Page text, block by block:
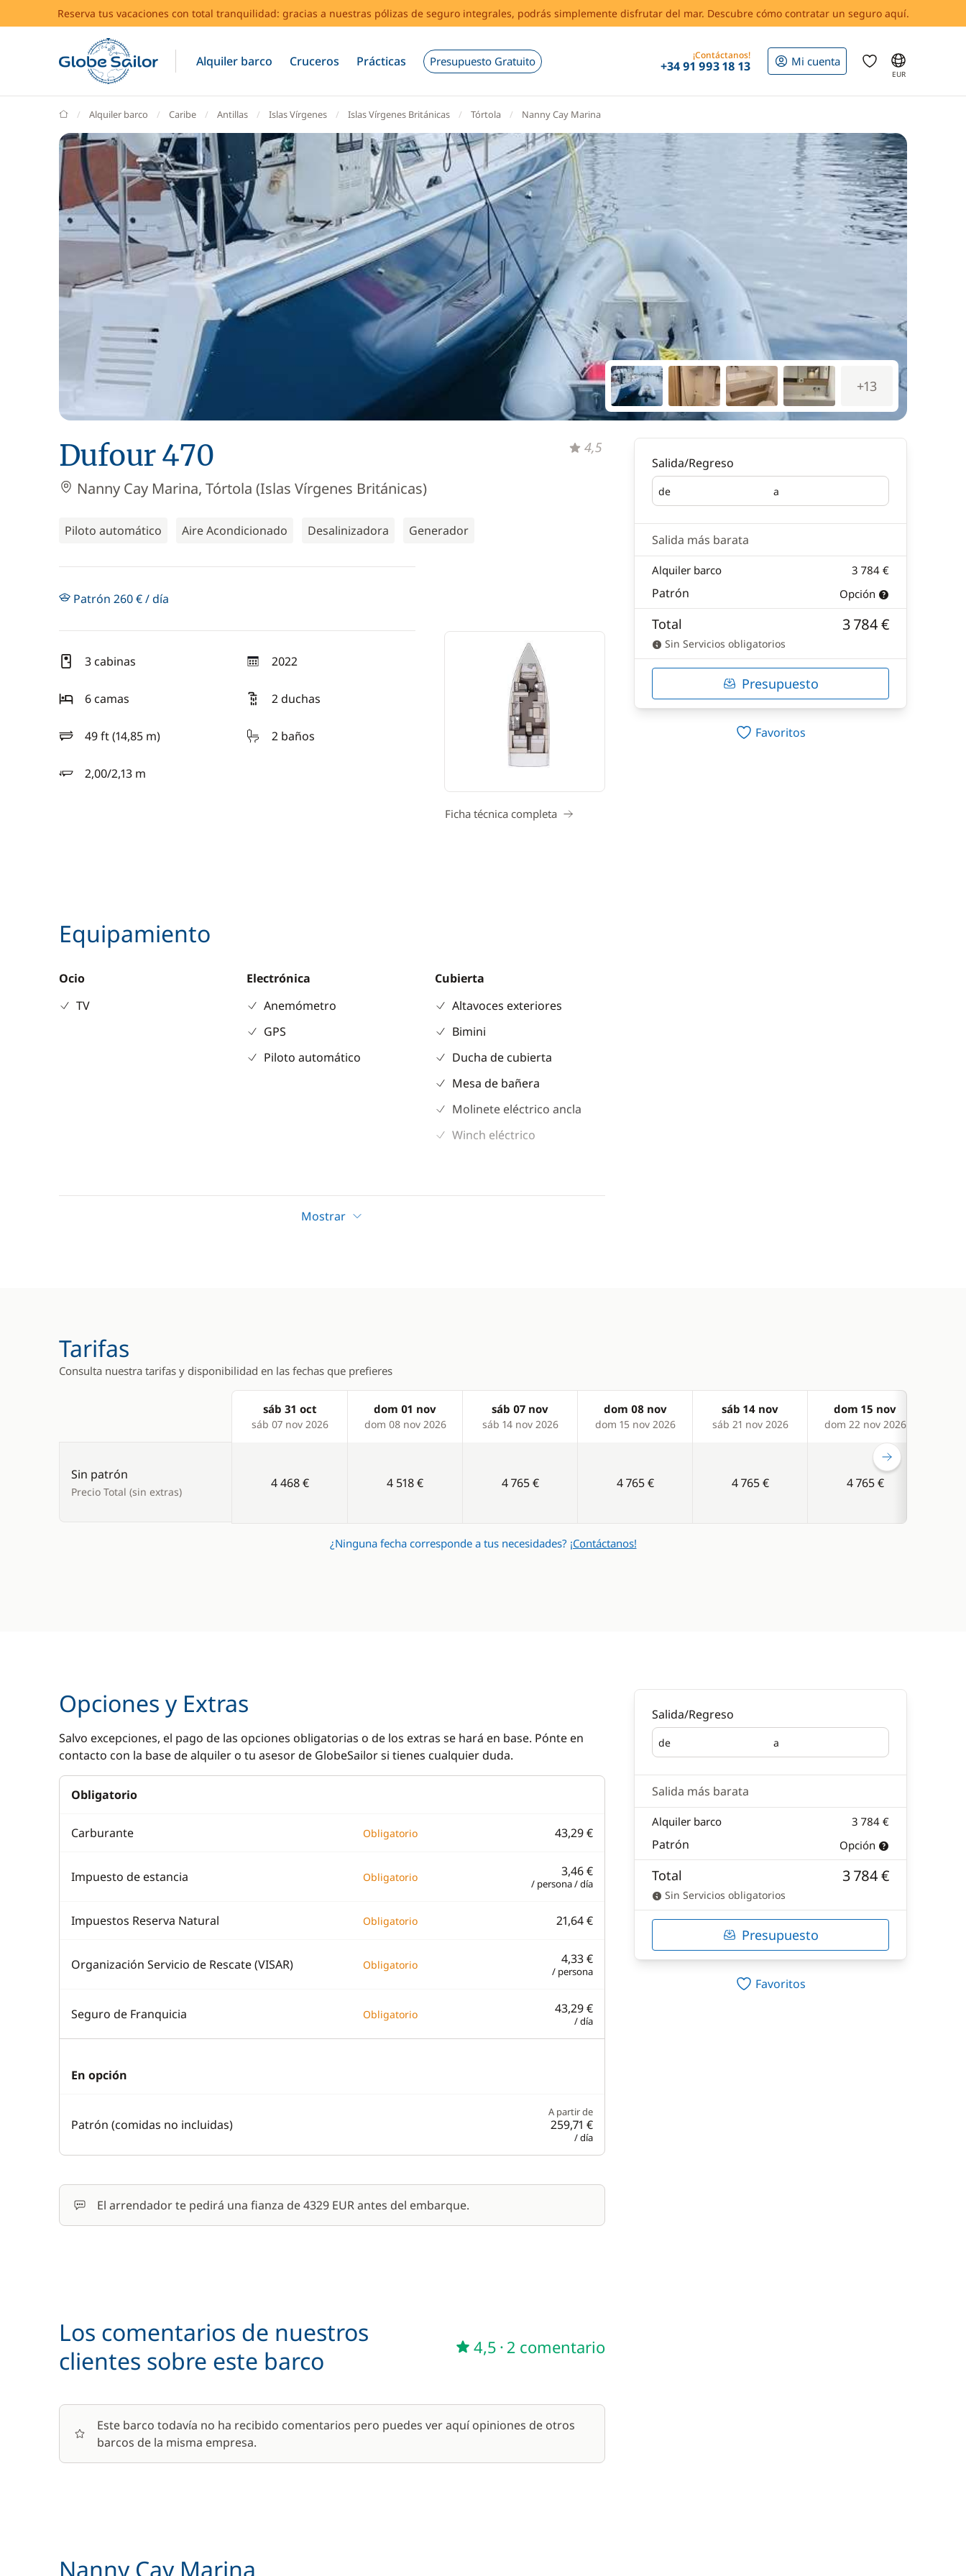
Reserva tus vacaciones con total tranquilidad: gracias a nuestras pólizas de seguro integrales, podrás simplemente disfrutar del mar. Descubre cómo contratar un seguro aquí.
Alquiler barco Cruceros Prácticas Presupuesto Gratuito ¡Contáctanos!
+34 91 993 18 13 Mi cuenta
EUR
GlobeSailor
Alquiler barco Caribe Antillas Islas Vírgenes Islas Vírgenes Británicas Tórtola Nanny Cay Marina
+13
Dufour 470
Nanny Cay Marina, Tórtola (Islas Vírgenes Británicas)
Piloto automático Aire Acondicionado Desalinizadora Generador
4,5
Patrón 260 € / día
3 cabinas 2022
año
6 camas
2 duchas
49 ft (14,85 m)
eslora 2 baños
2,00/2,13 m
calado
Ficha técnica completa
Equipamiento
Ocio
TV
Electrónica
Anemómetro
GPS
Piloto automático
Cubierta
Altavoces exteriores
Bimini
Ducha de cubierta
Mesa de bañera
Molinete eléctrico ancla
Winch eléctrico
Estufa horno de gas
Mostrar
Salida/Regreso
de
Salida a
Regreso
Salida más barata
Alquiler barco 3 784 €
Patrón Opción
Total 3 784 €
Sin Servicios obligatorios
Presupuesto
Favoritos
Tarifas
Consulta nuestra tarifas y disponibilidad en las fechas que prefieres
Products
sáb 31 oct
sáb 07 nov 2026
dom 01 nov
dom 08 nov 2026
sáb 07 nov
sáb 14 nov 2026
dom 08 nov
dom 15 nov 2026
sáb 14 nov
sáb 21 nov 2026
dom 15 nov
dom 22 nov 2026
Sin patrón
Precio Total (sin extras)
4 468 € 4 518 € 4 765 € 4 765 € 4 765 € 4 765 €
¿Ninguna fecha corresponde a tus necesidades? ¡Contáctanos!
Opciones y Extras
Salvo excepciones, el pago de las opciones obligatorias o de los extras se hará en base. Pónte en
contacto con la base de alquiler o tu asesor de GlobeSailor si tienes cualquier duda.
Obligatorio
Carburante Obligatorio 43,29 €
Impuesto de estancia Obligatorio 3,46 €
/ persona / día
Impuestos Reserva Natural Obligatorio 21,64 €
Organización Servicio de Rescate (VISAR) Obligatorio 4,33 €
/ persona
Seguro de Franquicia Obligatorio 43,29 €
/ día
En opción
Patrón (comidas no incluidas)
A partir de
259,71 €
/ día
El arrendador te pedirá una fianza de 4329 EUR antes del embarque.
Los comentarios de nuestros
clientes sobre este barco
4,5 ·2 comentario
Este barco todavía no ha recibido comentarios pero puedes ver aquí opiniones de otros
barcos de la misma empresa.
Nanny Cay Marina
Salida/Regreso
de
Salida a
Regreso
Salida más barata
Alquiler barco 3 784 €
Patrón Opción
Total 3 784 €
Sin Servicios obligatorios
Presupuesto
Favoritos